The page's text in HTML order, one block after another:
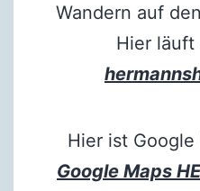
Wandern auf
Hier läuft
Hier ist
Google Maps